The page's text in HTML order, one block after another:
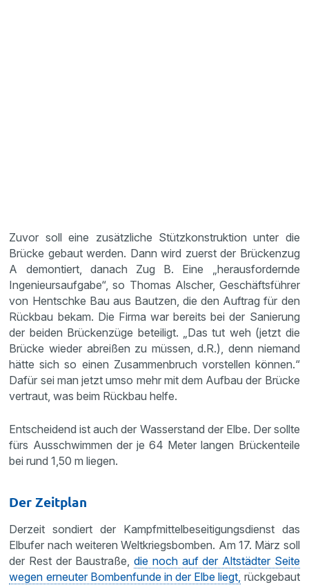
Zuvor soll eine zusätzliche Stützkonstruktion unter die
Brücke gebaut werden. Dann wird zuerst der Brückenzug
A demontiert, danach Zug B. Eine „herausfordernde
Ingenieursaufgabe“, so Thomas Alscher, Geschäftsführer
von Hentschke Bau aus Bautzen, die den Auftrag für den
Rückbau bekam. Die Firma war bereits bei der Sanierung
der beiden Brückenzüge beteiligt. „Das tut weh (jetzt die
Brücke wieder abreißen zu müssen, d.R.), denn niemand
hätte sich so einen Zusammenbruch vorstellen können.“
Dafür sei man jetzt umso mehr mit dem Aufbau der Brücke
vertraut, was beim Rückbau helfe.
Entscheidend ist auch der Wasserstand der Elbe. Der sollte
fürs Ausschwimmen der je 64 Meter langen Brückenteile
bei rund 1,50 m liegen.
Der Zeitplan
Derzeit sondiert der Kampfmittelbeseitigungsdienst das
Elbufer nach weiteren Weltkriegsbomben. Am 17. März soll
der Rest der Baustraße,die noch auf der Altstädter Seite
wegen erneuter Bombenfunde in der Elbe liegt, rückgebaut